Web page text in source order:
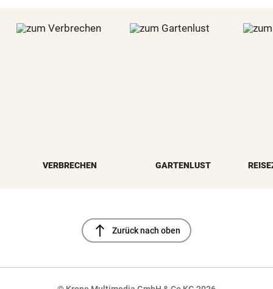
VERBRECHEN GARTENLUST
north Zurück nach oben